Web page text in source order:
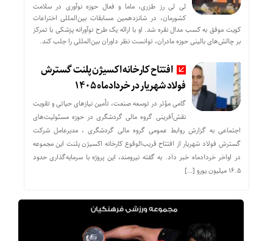
لی لی رز طزری، ماما و فعال حوزه نوآوری در سلامت
کشورمان، در شانزدهمین مسابقات بین‌المللی اختراعات
کویت موفق به کسب مدال نقره شد. او با ارائه یک طرح نوآورانه پزشکی با تمرکز
بر چالش‌های بالینی حوزه مادران، توانست نظر داوران بین‌المللی را جلب کند.
افتتاح کارخانه اکسیژن پلنت گسترش
فولاد شهریار در خردادماه ۱۴۰۵
گامی مؤثر در توسعه صنعت، تأمین نیازهای حیاتی و تقویت
نقش‌آفرینی گروه مالی گردشگری در حوزه مسئولیت‌های
اجتماعی به گزارش روابط عمومی گروه مالی گردشگری ، مدیرعامل شرکت
گسترش فولاد شهریار از افتتاح قریب‌الوقوع کارخانه اکسیژن پلنت این مجموعه
در اواخر خردادماه خبر داد. به گفته نیرومند، این پروژه با سرمایه‌گذاری حدود
۱۶.۵ میلیون یورو […]